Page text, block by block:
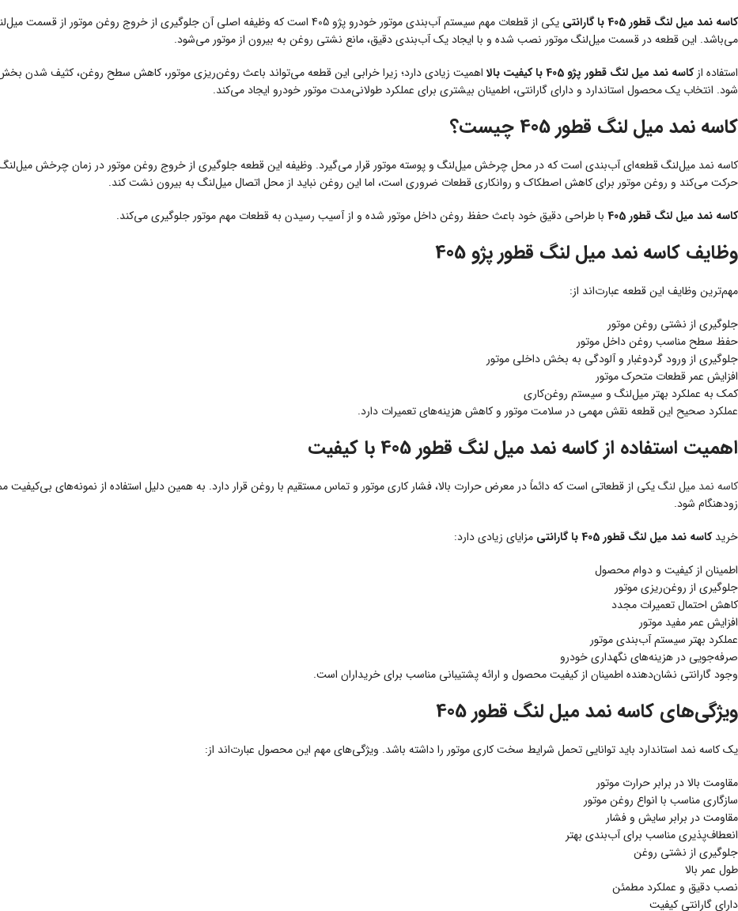
کاسه نمد میل لنگ قطور 405 با گارانتی
یکی از قطعات مهم سیستم آب‌بندی موتور خودرو پژو 405 است که وظیفه اصلی آن جلوگیری از خروج
می‌باشد. این قطعه در قسمت میل‌لنگ موتور نصب شده و با ایجاد یک آب‌بندی دقیق، مانع نشتی روغن به بیرون از موتور می‌شود.
استفاده ازکاسه نمد میل لنگ قطور پژو 405 با کیفیت بالا
اهمیت زیادی دارد؛ زیرا خرابی این قطعه می‌تواند باعث روغن‌ریزی موتور، کاهش سطح روغن، کثیف شدن
شود. انتخاب یک محصول استاندارد و دارای گارانتی، اطمینان بیشتری برای عملکرد طولانی‌مدت موتور خودرو ایجاد می‌کند.
کاسه نمد میل لنگ قطور 405 چیست؟
کاسه نمد میل‌لنگ قطعه‌ای آب‌بندی است که در محل چرخش میل‌لنگ و پوسته موتور قرار می‌گیرد. وظیفه این قطعه جلوگیری از خروج روغن موتور در زمان چرخش میل‌لنگ
حرکت می‌کند و روغن موتور برای کاهش اصطکاک و روانکاری قطعات ضروری است، اما این روغن نباید از محل اتصال میل‌لنگ به بیرون نشت کند.
کاسه نمد میل لنگ قطور 405
با طراحی دقیق خود باعث حفظ روغن داخل موتور شده و از آسیب رسیدن به قطعات مهم موتور جلوگیری می‌کند.
وظایف کاسه نمد میل لنگ قطور پژو 405
مهم‌ترین وظایف این قطعه عبارت‌اند از:
جلوگیری از نشتی روغن موتور
حفظ سطح مناسب روغن داخل موتور
جلوگیری از ورود گردوغبار و آلودگی به بخش داخلی موتور
افزایش عمر قطعات متحرک موتور
کمک به عملکرد بهتر میل‌لنگ و سیستم روغن‌کاری
عملکرد صحیح این قطعه نقش مهمی در سلامت موتور و کاهش هزینه‌های تعمیرات دارد.
اهمیت استفاده از کاسه نمد میل لنگ قطور 405 با کیفیت
کاسه نمد میل لنگیکی از قطعاتی است که دائماً در معرض حرارت بالا، فشار کاری موتور و تماس مستقیم با روغن قرار دارد. به همین دلیل استفاده از نمونه‌های
زودهنگام شود.
خریدکاسه نمد میل لنگ قطور 405 با گارانتی
مزایای زیادی دارد:
اطمینان از کیفیت و دوام محصول
جلوگیری از روغن‌ریزی موتور
کاهش احتمال تعمیرات مجدد
افزایش عمر مفید موتور
عملکرد بهتر سیستم آب‌بندی موتور
صرفه‌جویی در هزینه‌های نگهداری خودرو
وجود گارانتی نشان‌دهنده اطمینان از کیفیت محصول و ارائه پشتیبانی مناسب برای خریداران است.
ویژگی‌های کاسه نمد میل لنگ قطور 405
یک کاسه نمد استاندارد باید توانایی تحمل شرایط سخت کاری موتور را داشته باشد. ویژگی‌های مهم این محصول عبارت‌اند از:
مقاومت بالا در برابر حرارت موتور
سازگاری مناسب با انواع روغن موتور
مقاومت در برابر سایش و فشار
انعطاف‌پذیری مناسب برای آب‌بندی بهتر
جلوگیری از نشتی روغن
طول عمر بالا
نصب دقیق و عملکرد مطمئن
دارای گارانتی کیفیت